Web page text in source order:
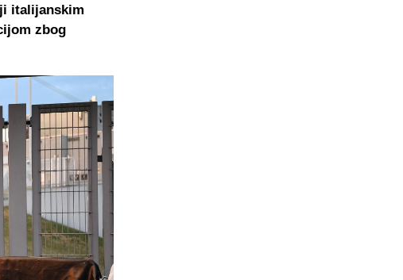
italijanskim
zbog